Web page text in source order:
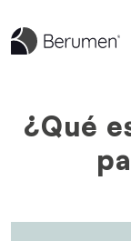
¿Qué